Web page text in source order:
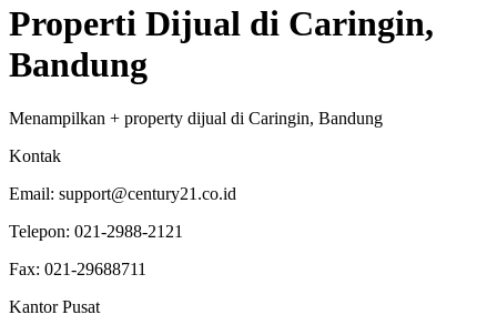
Properti Dijual di Caringin,
Bandung
Menampilkan + property dijual di Caringin, Bandung
Kontak
Email: support@century21.co.id
Telepon: 021-2988-2121
Fax: 021-29688711
Kantor Pusat